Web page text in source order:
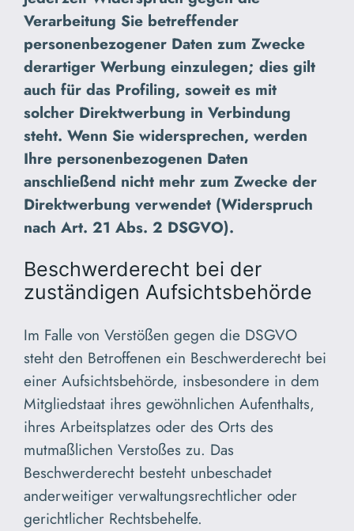
Verarbeitung Sie betreffender
personenbezogener Daten zum Zwecke
derartiger Werbung einzulegen; dies gilt
auch für das Profiling, soweit es mit
solcher Direktwerbung in Verbindung
steht. Wenn Sie widersprechen, werden
Ihre personenbezogenen Daten
anschließend nicht mehr zum Zwecke der
Direktwerbung verwendet (Widerspruch
nach Art. 21 Abs. 2 DSGVO).
Beschwerderecht bei der
zuständigen Aufsichtsbehörde
Im Falle von Verstößen gegen die DSGVO
steht den Betroffenen ein Beschwerderecht bei
einer Aufsichtsbehörde, insbesondere in dem
Mitgliedstaat ihres gewöhnlichen Aufenthalts,
ihres Arbeitsplatzes oder des Orts des
mutmaßlichen Verstoßes zu. Das
Beschwerderecht besteht unbeschadet
anderweitiger verwaltungsrechtlicher oder
gerichtlicher Rechtsbehelfe.